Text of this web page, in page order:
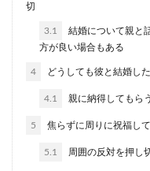
い
ブラ
うか
切
3.1
結婚について親と
方が良い場合もある
4 どうしても彼と結婚し
4.1 親に納得してもら
5 焦らずに周りに祝福し
5.1 周囲の反対を押し